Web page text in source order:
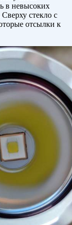
в невысоких
стекло с
отсылки к